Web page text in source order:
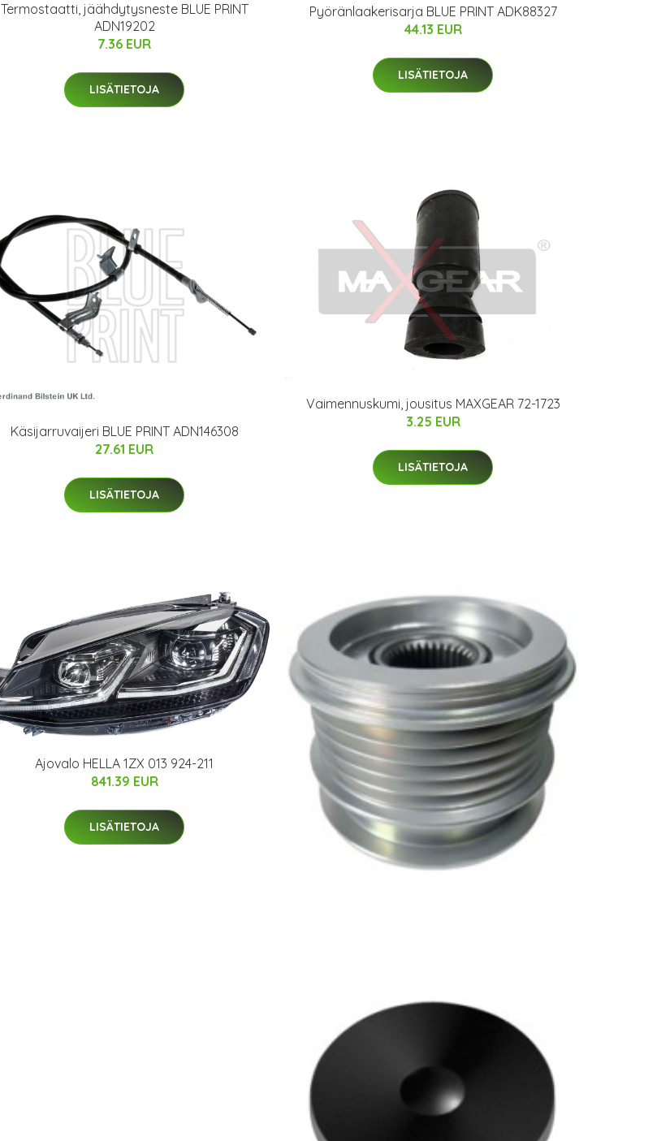
Termostaatti, jäähdytysneste BLUE PRINT
ADN19202
7.36 EUR
LISÄTIETOJA
Pyöränlaakerisarja BLUE PRINT ADK88327
44.13 EUR
LISÄTIETOJA
Käsijarruvaijeri BLUE PRINT ADN146308
27.61 EUR
LISÄTIETOJA
Vaimennuskumi, jousitus MAXGEAR 72-1723
3.25 EUR
LISÄTIETOJA
Ajovalo HELLA 1ZX 013 924-211
841.39 EUR
LISÄTIETOJA